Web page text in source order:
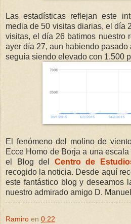
Las estadísticas reflejan este
media de 50 visitas diarias, el día
visitas, el día 26 batimos nuestro
ayer día 27, aun habiendo
seguía siendo elevado con 1.500
El fenómeno del molino de
Ecce Homo de Borja a una
el Blog del Centro de
recogido la noticia. Desde aquí
este fantástico blog y deseamos
nuestro admirado amigo D.
Ramiro en 0:22